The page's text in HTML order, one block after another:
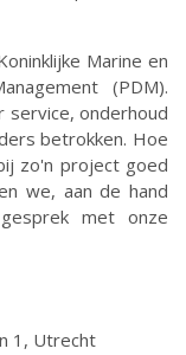
Marine en
(PDM).
service, onderhoud
betrokken. Hoe
zo'n project goed
we, aan de hand
met onze
1, Utrecht